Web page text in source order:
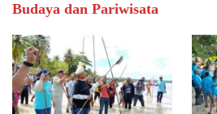
Budaya dan Pariwisata